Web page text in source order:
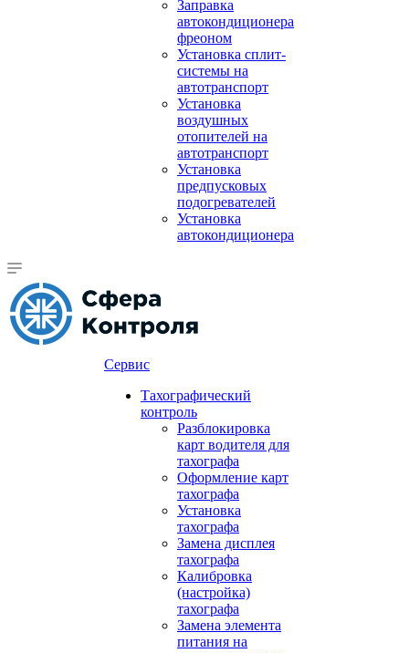
Заправка
автокондиционера
фреоном
Установка сплит-
системы на
автотранспорт
Установка
воздушных
отопителей на
автотранспорт
Установка
предпусковых
подогревателей
Установка
автокондиционера
Сервис
Тахографический
контроль
Разблокировка
карт водителя для
тахографа
Оформление карт
тахографа
Установка
тахографа
Замена дисплея
тахографа
Калибровка
(настройка)
тахографа
Замена элемента
питания на